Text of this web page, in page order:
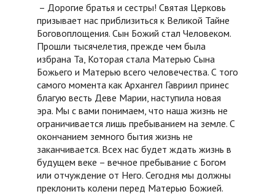
– Дорогие братья и сестры! Святая Церковь
призывает нас приблизиться к Великой Тайне
Боговоплощения. Сын Божий стал Человеком.
Прошли тысячелетия, прежде чем была
избрана Та, Которая стала Матерью Сына
Божьего и Матерью всего человечества. С того
самого момента как Архангел Гавриил принес
благую весть Деве Марии, наступила новая
эра. Мы с вами понимаем, что наша жизнь не
ограничивается лишь пребыванием на земле. С
окончанием земного бытия жизнь не
заканчивается. Всех нас будет ждать жизнь в
будущем веке – вечное пребывание с Богом
или отчуждение от Него. Сегодня мы должны
преклонить колени перед Матерью Божией.